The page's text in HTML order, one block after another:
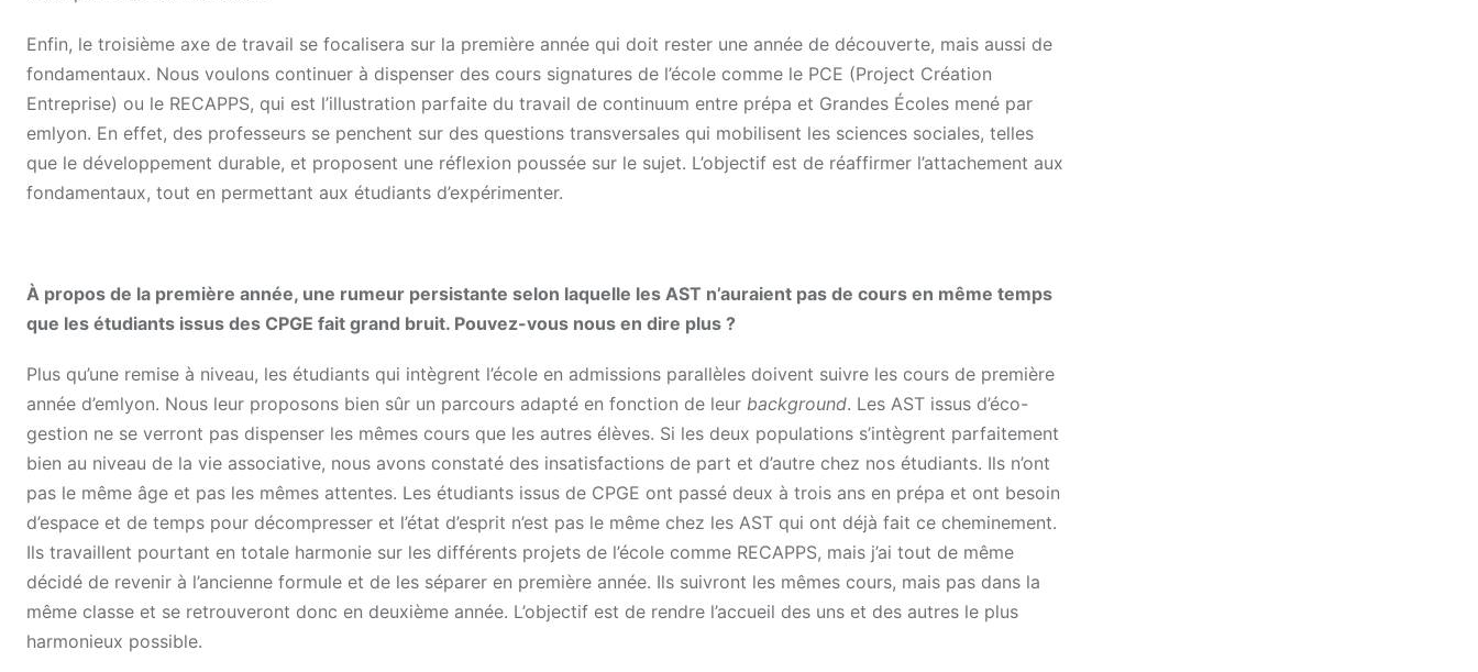
Enfin, le troisième axe de travail se focalisera sur la première année qui doit rester une année de découverte, mais aussi de
fondamentaux. Nous voulons continuer à dispenser des cours signatures de l’école comme le PCE (Project Création
Entreprise) ou le RECAPPS, qui est l’illustration parfaite du travail de continuum entre prépa et Grandes Écoles mené par
emlyon. En effet, des professeurs se penchent sur des questions transversales qui mobilisent les sciences sociales, telles
que le développement durable, et proposent une réflexion poussée sur le sujet. L’objectif est de réaffirmer l’attachement aux
fondamentaux, tout en permettant aux étudiants d’expérimenter.
À propos de la première année, une rumeur persistante selon laquelle les AST n’auraient pas de cours en même temps
que les étudiants issus des CPGE fait grand bruit. Pouvez-vous nous en dire plus ?
Plus qu’une remise à niveau, les étudiants qui intègrent l’école en admissions parallèles doivent suivre les cours de première
année d’emlyon. Nous leur proposons bien sûr un parcours adapté en fonction de leur background. Les AST issus d’éco-
gestion ne se verront pas dispenser les mêmes cours que les autres élèves. Si les deux populations s’intègrent parfaitement
bien au niveau de la vie associative, nous avons constaté des insatisfactions de part et d’autre chez nos étudiants. Ils n’ont
pas le même âge et pas les mêmes attentes. Les étudiants issus de CPGE ont passé deux à trois ans en prépa et ont besoin
d’espace et de temps pour décompresser et l’état d’esprit n’est pas le même chez les AST qui ont déjà fait ce cheminement.
Ils travaillent pourtant en totale harmonie sur les différents projets de l’école comme RECAPPS, mais j’ai tout de même
décidé de revenir à l’ancienne formule et de les séparer en première année. Ils suivront les mêmes cours, mais pas dans la
même classe et se retrouveront donc en deuxième année. L’objectif est de rendre l’accueil des uns et des autres le plus
harmonieux possible.